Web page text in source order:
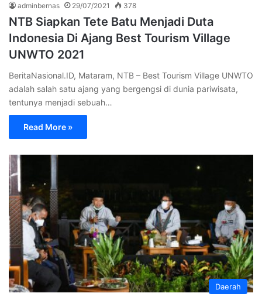
adminbernas 29/07/2021 378
NTB Siapkan Tete Batu Menjadi Duta
Indonesia Di Ajang Best Tourism Village
UNWTO 2021
BeritaNasional.ID, Mataram, NTB – Best Tourism Village UNWTO
adalah salah satu ajang yang bergengsi di dunia pariwisata,
tentunya menjadi sebuah…
Read More »
Daerah